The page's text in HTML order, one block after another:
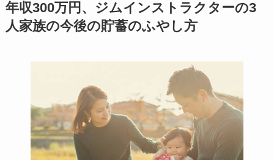
年収300万円、ジムインストラクターの3
人家族の今後の貯蓄のふやし方